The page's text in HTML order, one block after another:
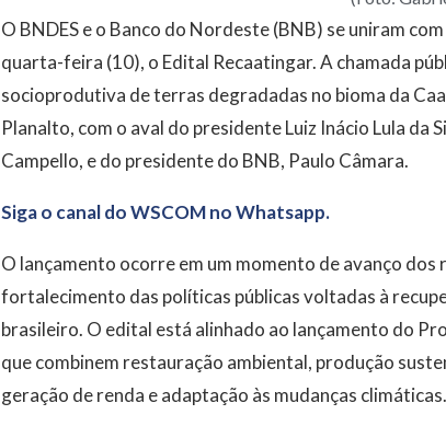
O BNDES e o Banco do Nordeste (BNB) se uniram
quarta-feira (10), o Edital Recaatingar. A chamada
socioprodutiva de terras degradadas no bioma da
Planalto, com o aval do presidente Luiz Inácio Lula da
Campello, e do presidente do BNB, Paulo Câmara.
Siga o canal do WSCOM no Whatsapp.
O lançamento ocorre em um momento de avanço
fortalecimento das políticas públicas voltadas à
brasileiro. O edital está alinhado ao lançamento do
que combinem restauração ambiental, produção
geração de renda e adaptação às mudanças climáticas.